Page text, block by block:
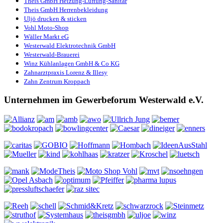
Theis GmbH Herrenbekleidung
Uljö drucken & sticken
Vohl Moto-Shop
Wäller Markt eG
Westerwald Elektrotechnik GmbH
Westerwald-Brauerei
Winz Kühlanlagen GmbH & Co KG
Zahnarztpraxis Lorenz & Illesy
Zahn Zentrum Kroppach
Unternehmen im Gewerbeforum Westerwald e.V.